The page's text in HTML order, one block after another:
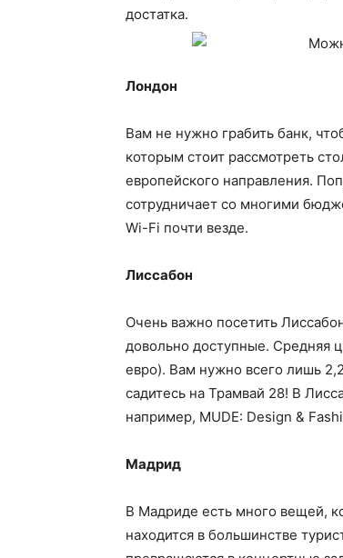
достатка.
Лондон
Вам не нужно грабить банк,
которым стоит рассмотреть
европейского направления.
сотрудничает со многими
Wi-Fi почти везде.
Лиссабон
Очень важно посетить
довольно доступные. Средняя
евро). Вам нужно всего лишь
садитесь на Трамвай 28! В
например, MUDE: Design &
Мадрид
В Мадриде есть много вещей,
находится в большинстве